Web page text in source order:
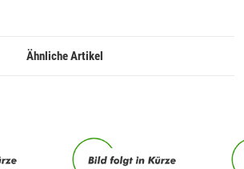
Ähnliche Artikel